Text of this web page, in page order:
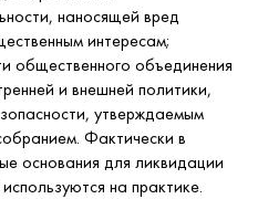
наносящей вред
интересам;
общественного объединения
и внешней политики,
утверждаемым
Фактически в
основания для ликвидации
на практике.